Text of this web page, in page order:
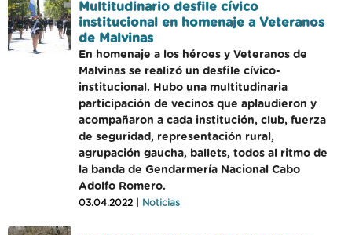
Multitudinario desfile cívico
institucional en homenaje a Veteranos
de Malvinas
En homenaje a los héroes y Veteranos de
Malvinas se realizó un desfile cívico-
institucional. Hubo una multitudinaria
participación de vecinos que aplaudieron y
acompañaron a cada institución, club, fuerza
de seguridad, representación rural,
agrupación gaucha, ballets, todos al ritmo de
la banda de Gendarmería Nacional Cabo
Adolfo Romero.
03.04.2022 | Noticias